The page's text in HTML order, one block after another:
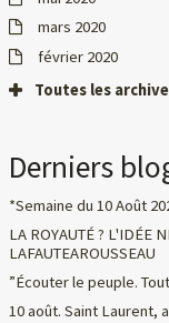
mars 2020
février 2020
Toutes les
Derniers
*Semaine du 10 Août
LA ROYAUTÉ ? L'IDÉE
LAFAUTEAROUSSEAU
”Écouter le peuple.
10 août. Saint Laurent,